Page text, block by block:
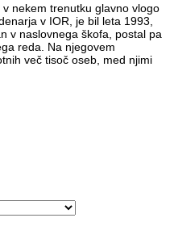
nekem trenutku glavno vlogo
v IOR, je bil leta 1993,
v naslovnega škofa, postal pa
reda. Na njegovem
več tisoč oseb, med njimi